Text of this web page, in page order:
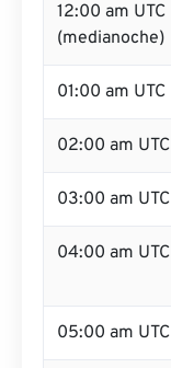
12:00 am UTC
(medianoche)
01:00 am UTC
02:00 am UTC
03:00 am UTC
04:00 am UTC
05:00 am UTC